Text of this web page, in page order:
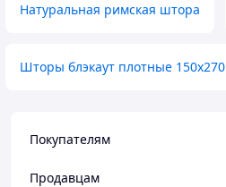
Натуральная римская штора
Шторы блэкаут плотные 150х270
Покупателям
Продавцам